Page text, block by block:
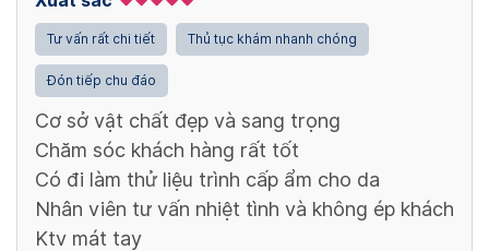
Tư vấn rất chi tiết Thủ tục khám nhanh chóng
Đón tiếp chu đáo
Cơ sở vật chất đẹp và sang trọng
Chăm sóc khách hàng rất tốt
Có đi làm thử liệu trình cấp ẩm cho da
Nhân viên tư vấn nhiệt tình và không ép khách
Ktv mát tay